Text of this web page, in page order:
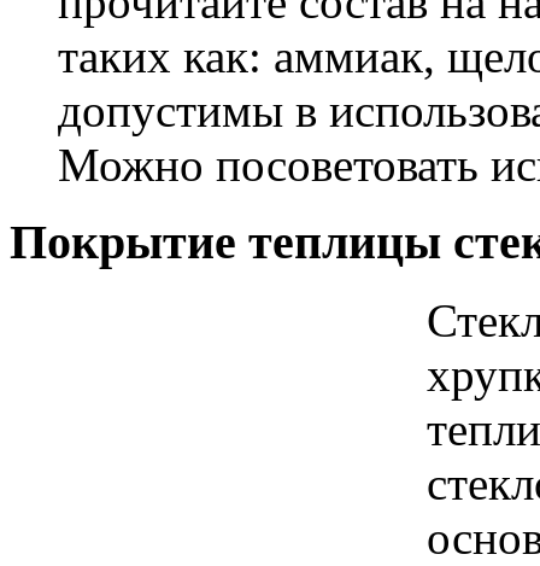
таких как: аммиак,
допустимы в
Можно посоветовать
Покрытие теплицы